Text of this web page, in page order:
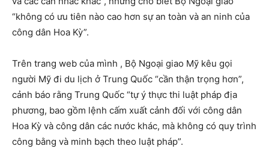
“không có ưu tiên nào cao hơn sự an toàn và an ninh của
công dân Hoa Kỳ”.
Trên trang web của mình , Bộ Ngoại giao Mỹ kêu gọi
người Mỹ đi du lịch ở Trung Quốc “cần thận trọng hơn”,
cảnh báo rằng Trung Quốc “tự ý thực thi luật pháp địa
phương, bao gồm lệnh cấm xuất cảnh đối với công dân
Hoa Kỳ và công dân các nước khác, mà không có quy trình
công bằng và minh bạch theo luật pháp”.